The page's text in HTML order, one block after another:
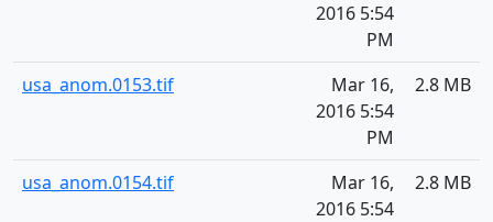
2016 5:54
PM
usa_anom.0153.tif
Mar 16,
2016 5:54
PM
2.8 MB
usa_anom.0154.tif
Mar 16,
2016 5:54
2.8 MB